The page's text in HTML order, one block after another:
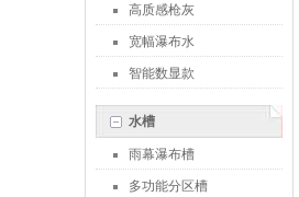
高质感枪灰
宽幅瀑布水
智能数显款
水槽
雨幕瀑布槽
多功能分区槽